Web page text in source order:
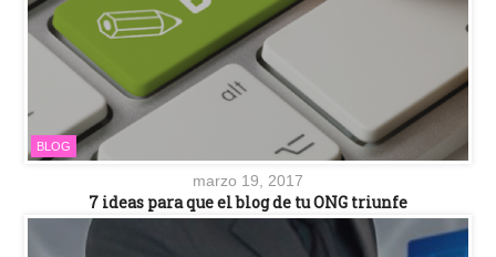
BLOG
marzo 19, 2017
7 ideas para que el blog de tu ONG triunfe